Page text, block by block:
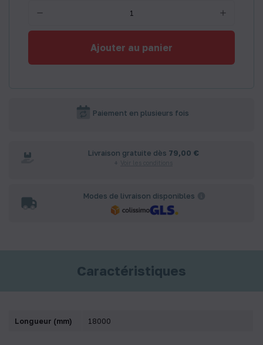
Ajouter au panier
Paiement en plusieurs fois
Livraison gratuite dès 79,00 €
Modes de livraison disponibles
Caractéristiques
Longueur (mm) 18000